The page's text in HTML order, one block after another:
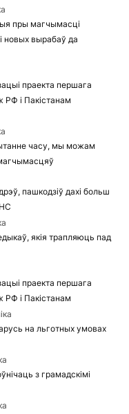
пры магчымасці
новых вырабаў да
праекта першага
РФ і Пакістанам
часу, мы можам
пашкодзіў дахі больш
якія трапляюць пад
праекта першага
РФ і Пакістанам
на льготных умовах
з грамадскімі